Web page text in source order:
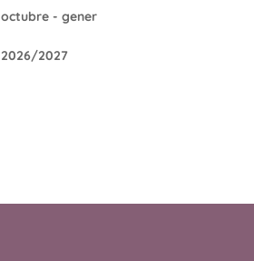
octubre - gener
2026/2027